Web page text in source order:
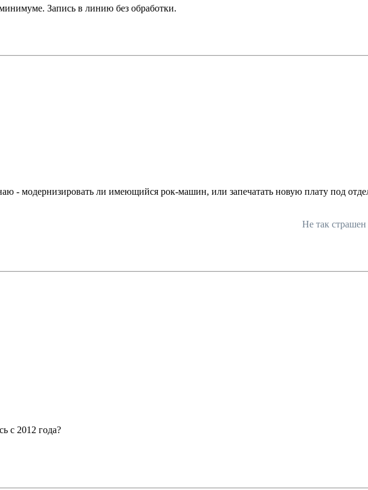
Запись в линию без обработки.
- модернизировать ли имеющийся рок-машин, или запечатать новую плату под
Не так страшен
с 2012 года?